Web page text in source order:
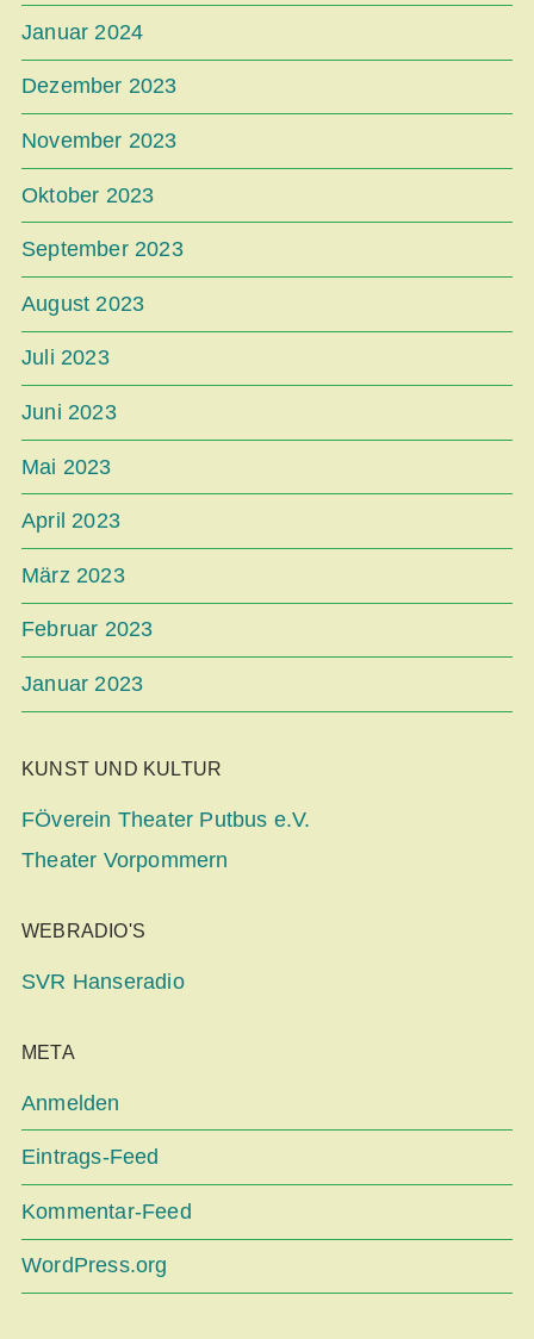
Januar 2024
Dezember 2023
November 2023
Oktober 2023
September 2023
August 2023
Juli 2023
Juni 2023
Mai 2023
April 2023
März 2023
Februar 2023
Januar 2023
KUNST UND KULTUR
FÖverein Theater Putbus e.V.
Theater Vorpommern
WEBRADIO'S
SVR Hanseradio
META
Anmelden
Eintrags-Feed
Kommentar-Feed
WordPress.org